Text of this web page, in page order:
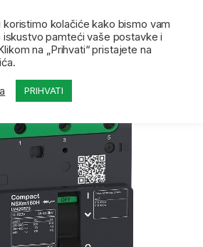
Kompaktni prekidači i oprema
koristimo kolačiće kako bismo vam
iskustvo pamteći vaše postavke i
na „Prihvati“ pristajete na
PRIHVATI